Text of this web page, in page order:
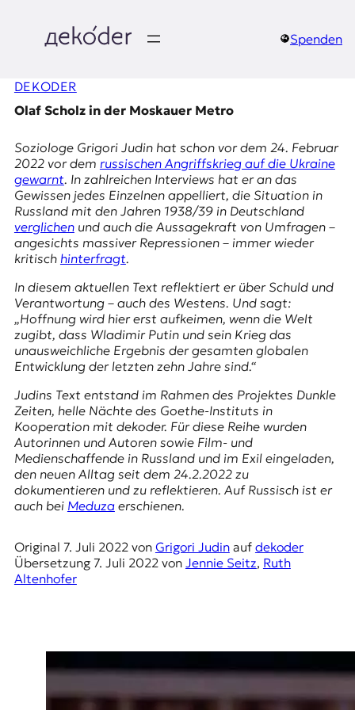
springen
e
k
o
d
e
r
|
D
E
K
O
D
E
R
W
s
Spenden
DEKODER
Olaf Scholz in der Moskauer Metro
Soziologe Grigori Judin hat schon vor dem 24. Februar
2022 vor dem russischen Angriffskrieg auf die Ukraine
gewarnt. In zahlreichen Interviews hat er an das
Gewissen jedes Einzelnen appelliert, die Situation in
Russland mit den Jahren 1938/39 in Deutschland
verglichenund auch die Aussagekraft von Umfragen –
angesichts massiver Repressionen – immer wieder
kritisch hinterfragt.
In diesem aktuellen Text reflektiert er über Schuld und
Verantwortung – auch des Westens. Und sagt:
„Hoffnung wird hier erst aufkeimen, wenn die Welt
zugibt, dass Wladimir Putin und sein Krieg das
unausweichliche Ergebnis der gesamten globalen
Entwicklung der letzten zehn Jahre sind.“
Judins Text entstand im Rahmen des Projektes Dunkle
Zeiten, helle Nächtedes Goethe-Instituts in
Kooperation mit dekoder. Für diese Reihe wurden
Autorinnen und Autoren sowie Film- und
Medienschaffende in Russland und im Exil eingeladen,
den neuen Alltag seit dem 24.2.2022 zu
dokumentieren und zu reflektieren. Auf Russisch ist er
auch bei Meduzaerschienen.
Original 7. Juli 2022von Grigori Judinauf dekoder
Übersetzung 7. Juli 2022von Jennie Seitz, Ruth
Altenhofer